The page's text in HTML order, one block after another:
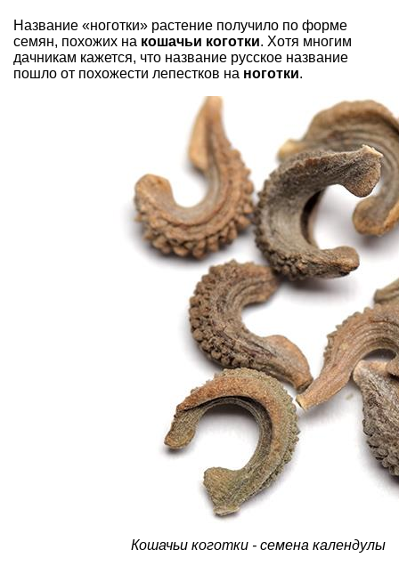
Название «ноготки» растение получило по форме
семян, похожих на кошачьи коготки. Хотя многим
дачникам кажется, что название русское название
пошло от похожести лепестков на ноготки.
Кошачьи коготки - семена календулы